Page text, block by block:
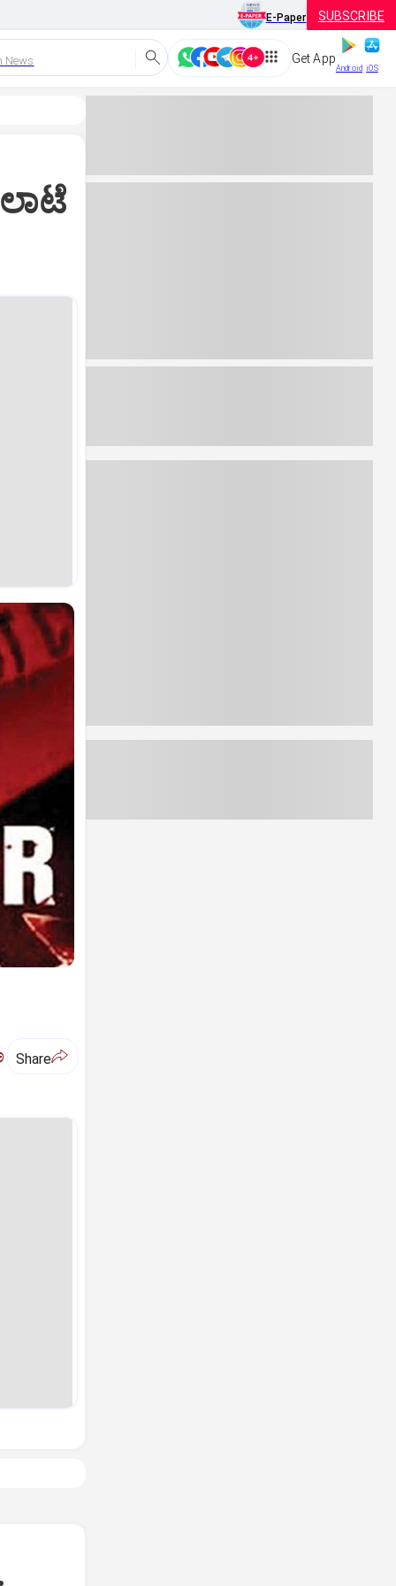
E-Paper SUBSCRIBE
News Get App
Android iOS
Share